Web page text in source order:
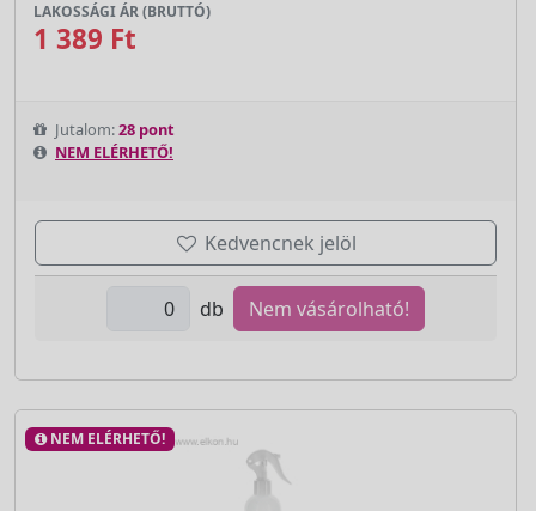
LAKOSSÁGI ÁR (BRUTTÓ)
1 389 Ft
Jutalom:28 pont
NEM ELÉRHETŐ!
Kedvencnek jelöl
db Nem vásárolható!
NEM ELÉRHETŐ!